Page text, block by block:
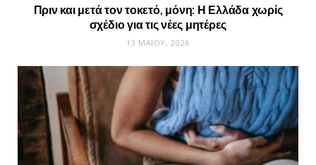
Πριν και μετά τον τοκετό, μόνη: Η Ελλάδα χωρίς
σχέδιο για τις νέες μητέρες
13 ΜΑΪ́ΟΥ, 2026